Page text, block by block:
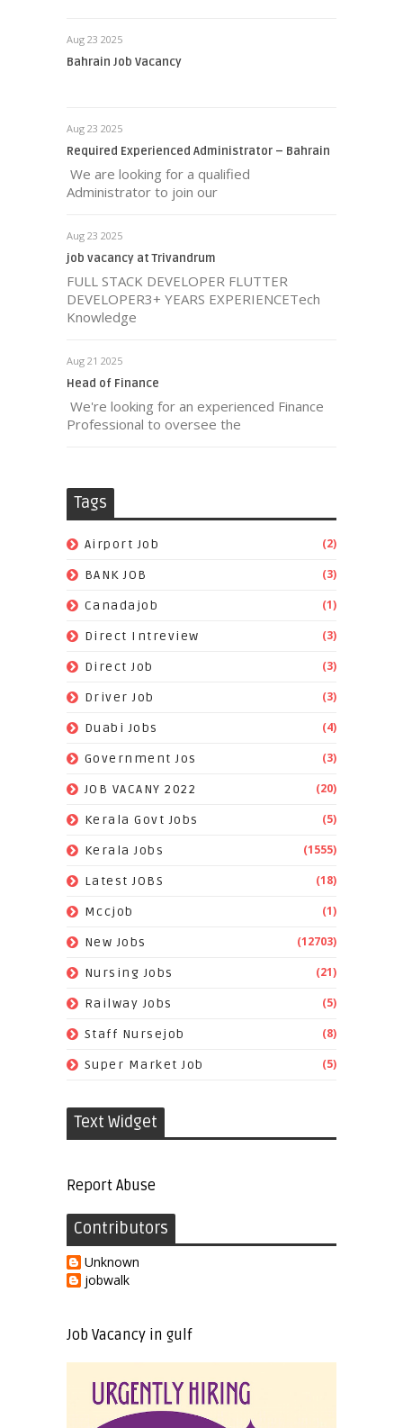
Aug 23 2025
Bahrain Job Vacancy
Aug 23 2025
Required Experienced Administrator – Bahrain
We are looking for a qualified
Administrator to join our
Aug 23 2025
job vacancy at Trivandrum
FULL STACK DEVELOPER FLUTTER
DEVELOPER3+ YEARS EXPERIENCETech
Knowledge
Aug 21 2025
Head of Finance
We're looking for an experienced Finance
Professional to oversee the
Tags
Airport Job (2)
BANK JOB (3)
Canadajob (1)
Direct Intreview (3)
Direct Job (3)
Driver Job (3)
Duabi Jobs (4)
Government Jos (3)
JOB VACANY 2022 (20)
Kerala Govt Jobs (5)
Kerala Jobs (1555)
Latest JOBS (18)
Mccjob (1)
New Jobs (12703)
Nursing Jobs (21)
Railway Jobs (5)
Staff Nursejob (8)
Super Market Job (5)
Text Widget
Report Abuse
Contributors
Unknown
jobwalk
Job Vacancy in gulf